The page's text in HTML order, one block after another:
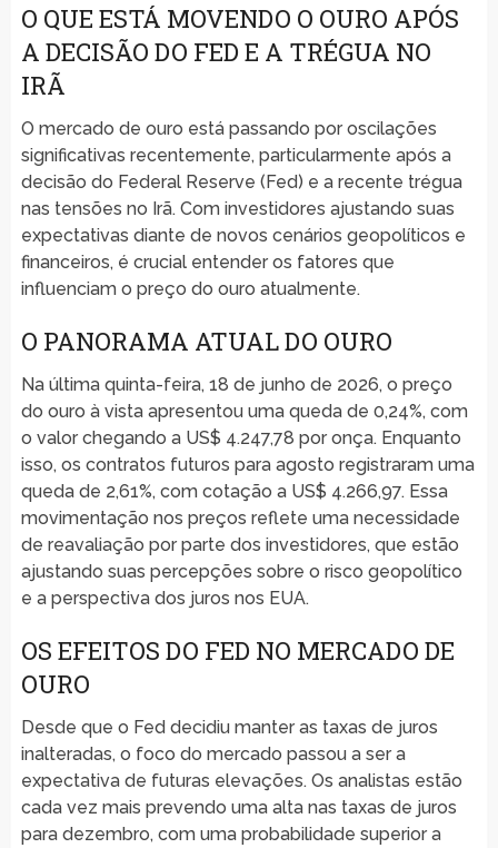
O QUE ESTÁ MOVENDO O OURO APÓS
A DECISÃO DO FED E A TRÉGUA NO
IRÃ
O mercado de ouro está passando por oscilações
significativas recentemente, particularmente após a
decisão do Federal Reserve (Fed) e a recente trégua
nas tensões no Irã. Com investidores ajustando suas
expectativas diante de novos cenários geopolíticos e
financeiros, é crucial entender os fatores que
influenciam o preço do ouro atualmente.
O PANORAMA ATUAL DO OURO
Na última quinta-feira, 18 de junho de 2026, o preço
do ouro à vista apresentou uma queda de 0,24%, com
o valor chegando a US$ 4.247,78 por onça. Enquanto
isso, os contratos futuros para agosto registraram uma
queda de 2,61%, com cotação a US$ 4.266,97. Essa
movimentação nos preços reflete uma necessidade
de reavaliação por parte dos investidores, que estão
ajustando suas percepções sobre o risco geopolítico
e a perspectiva dos juros nos EUA.
OS EFEITOS DO FED NO MERCADO DE
OURO
Desde que o Fed decidiu manter as taxas de juros
inalteradas, o foco do mercado passou a ser a
expectativa de futuras elevações. Os analistas estão
cada vez mais prevendo uma alta nas taxas de juros
para dezembro, com uma probabilidade superior a